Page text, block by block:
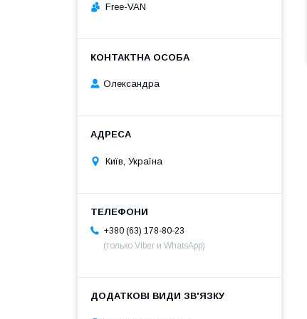
Free-VAN
Олександра
Київ, Україна
+380 (63) 178-80-23
(только Viber и WhatsApp)